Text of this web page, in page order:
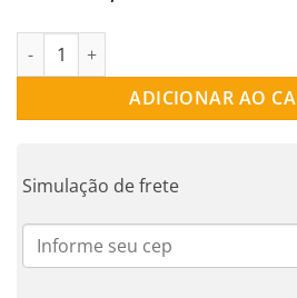
PAR DE ALIANÇAS OURO 18K
ADICIONAR AO
Simulação de frete